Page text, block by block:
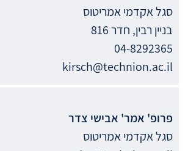
סגל אקדמי אמריטוס
בניין רבין, חדר 816
04-8292365
kirsch@technion.ac.il
פרופ' אמר' אבישי צדר
סגל אקדמי אמריטוס